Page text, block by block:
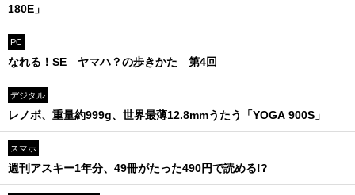
180E」
PC
なれる！SE ヤマハ？の歩きかた 第4回
デジタル
レノボ、重量約999g、世界最薄12.8mmうたう「YOGA 900S」
スマホ
週刊アスキー1年分、49冊がたった490円で読める!?